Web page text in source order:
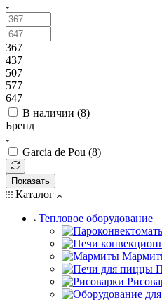
367
437
507
577
647
В наличии (8)
Бренд
Garcia de Pou (8)
Показать
Каталог
Тепловое оборудование